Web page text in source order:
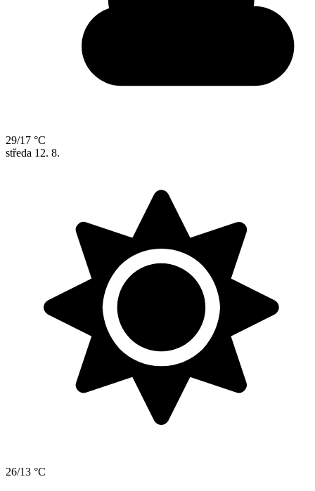
29/17 °C
středa 12. 8.
26/13 °C